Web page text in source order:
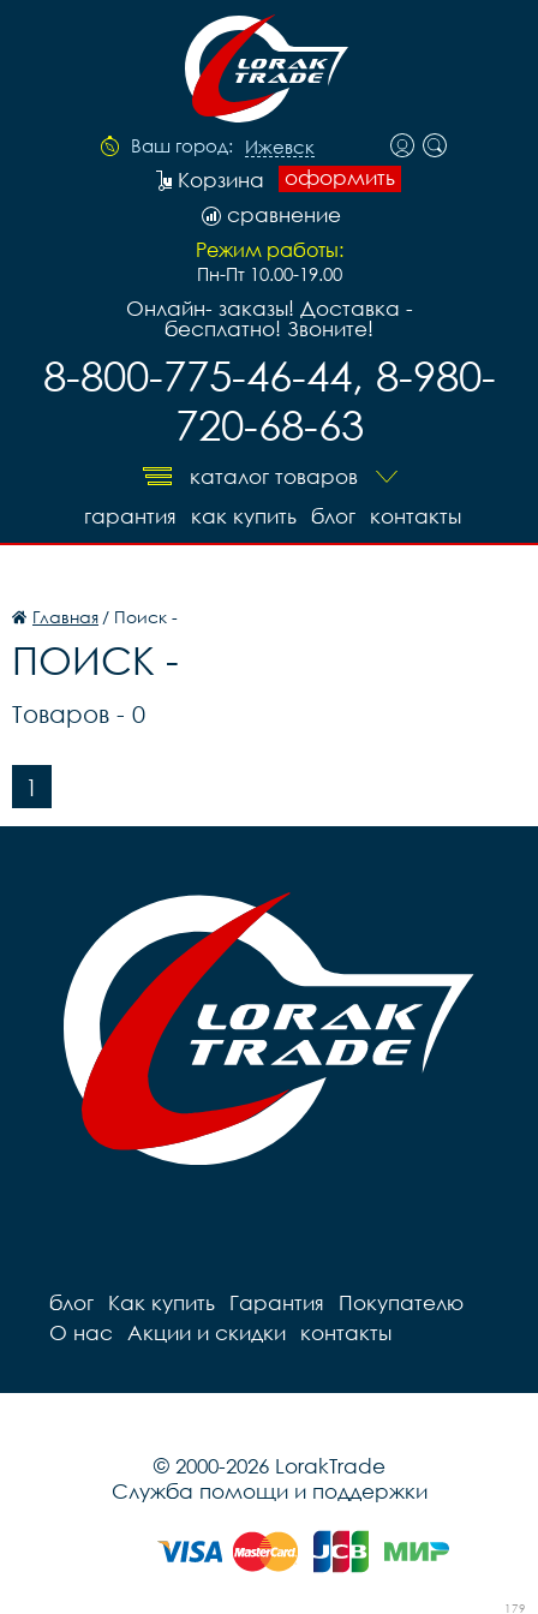
Ваш город: Ижевск
оформить
Корзина
сравнение
Режим работы:
Пн-Пт 10.00-19.00
Онлайн- заказы! Доставка -
бесплатно! Звоните!
8-800-775-46-44, 8-980-
720-68-63
каталог товаров
контакты
блог
как купить
гарантия
Главная / Поиск -
ПОИСК -
Товаров - 0
1
блог Как купить Гарантия
Покупателю
О нас
Акции и скидки контакты
© 2000-2026 LorakTrade
Служба помощи и поддержки
179